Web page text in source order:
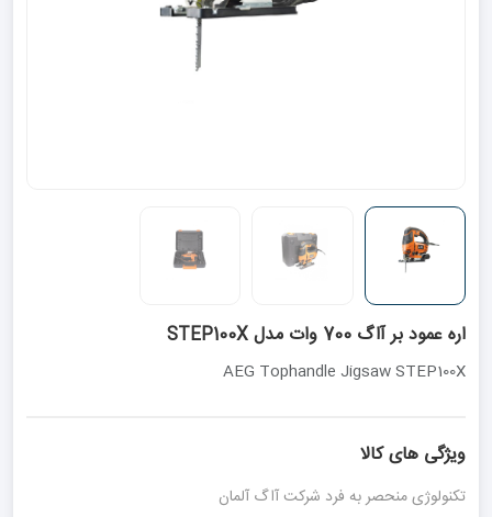
اره عمود بر آاگ 700 وات مدل STEP100X
AEG Tophandle Jigsaw STEP100X
ویژگی های کالا
تکنولوژی منحصر به فرد شرکت آاگ آلمان